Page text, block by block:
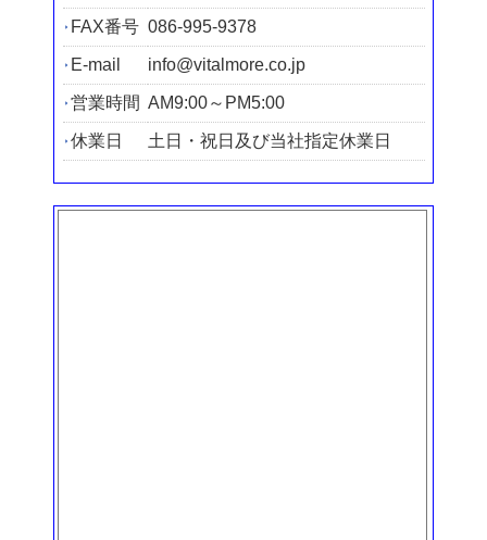
FAX番号 086-995-9378
E-mail info@vitalmore.co.jp
営業時間 AM9:00～PM5:00
休業日 土日・祝日及び当社指定休業日